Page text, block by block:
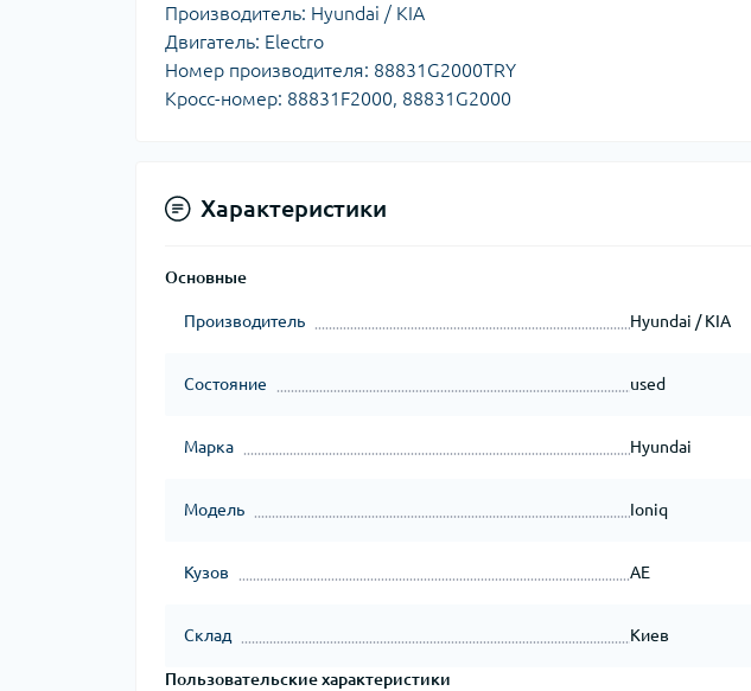
Производитель: Hyundai / KIA
Двигатель: Electro
Номер производителя: 88831G2000TRY
Кросс-номер: 88831F2000, 88831G2000
Характеристики
Основные
Производитель Hyundai / KIA
Состояние used
Марка Hyundai
Модель Ioniq
Кузов AE
Склад Киев
Пользовательские характеристики